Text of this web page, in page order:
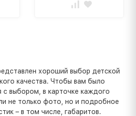
хороший выбор детской
качества. Чтобы вам было
выбором, в карточке каждого
не только фото, но и подробное
– в том числе, габаритов.